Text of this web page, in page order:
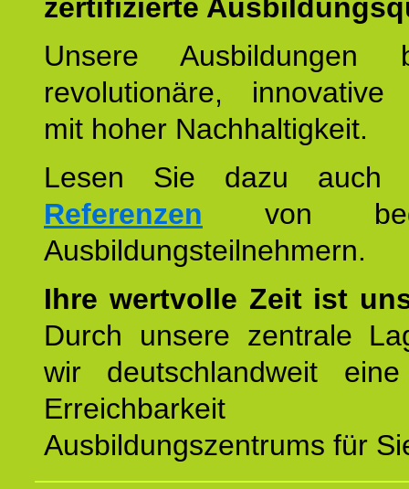
zertifizierte
Unsere Ausbildungen
revolutionäre, innovative
mit hoher Nachhaltigkeit.
Lesen Sie dazu
Referenzen von
Ausbildungsteilnehmern.
Ihre wertvolle Zeit ist
Durch unsere zentrale
wir deutschlandweit
Erreichbarkeit
Ausbildungszentrums für